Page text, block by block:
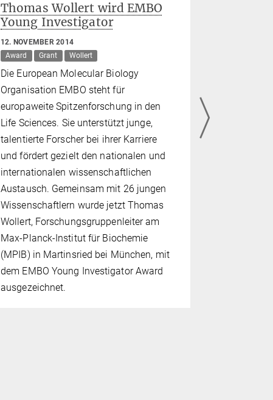
Thomas Wollert wird EMBO
Young Investigator
12. NOVEMBER 2014
Award
Grant Wollert
Die European Molecular Biology
Organisation EMBO steht für
europaweite Spitzenforschung in den
Life Sciences. Sie unterstützt junge,
talentierte Forscher bei ihrer Karriere
und fördert gezielt den nationalen und
internationalen wissenschaftlichen
Austausch. Gemeinsam mit 26 jungen
Wissenschaftlern wurde jetzt Thomas
Wollert, Forschungsgruppenleiter am
Max-Planck-Institut für Biochemie
(MPIB) in Martinsried bei München, mit
dem EMBO Young Investigator Award
ausgezeichnet.